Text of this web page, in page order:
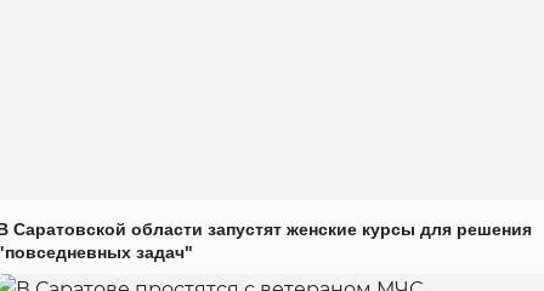
Саратовской области запустят женские курсы для решения
задач"